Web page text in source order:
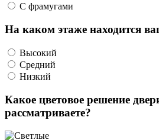
С фрамугами
На каком этаже находится
Высокий
Средний
Низкий
Какое цветовое решение
рассматриваете?